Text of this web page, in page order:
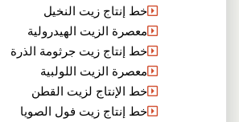
خط إنتاج زيت النخيل
معصرة الزيت الهيدرولية
خط إنتاج زيت جرثومة الذرة
معصرة الزيت اللولبية
خط الإنتاج لزيت القطن
خط إنتاج زيت فول الصويا